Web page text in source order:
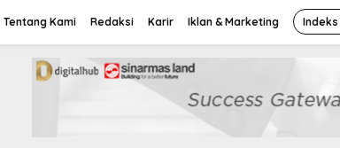
Tentang Kami Redaksi Karir Iklan & Marketing